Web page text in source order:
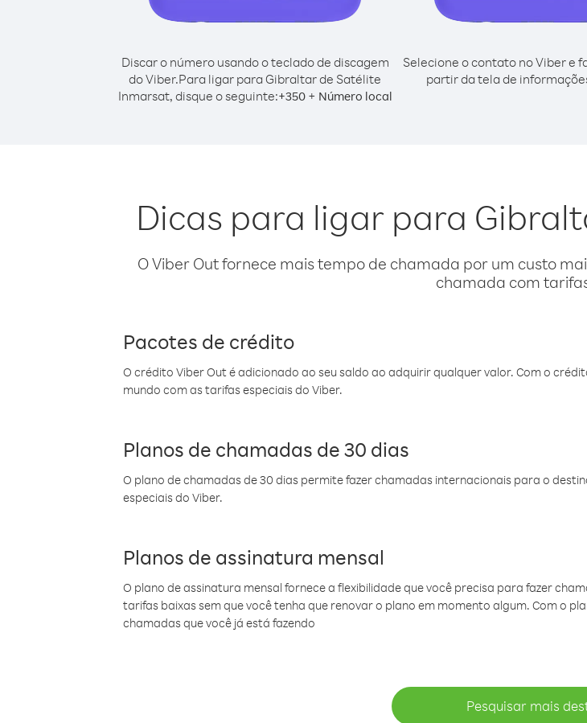
Discar o número usando o teclado de discagem
do Viber.Para ligar para Gibraltar de Satélite
Inmarsat, disque o seguinte:+350+ Número local
Selecione o contato no Viber e
partir da tela de
Dicas para ligar para
O Viber Out fornece mais tempo de chamada por um custo
chamada com
Pacotes de crédito
O crédito Viber Out é adicionado ao seu saldo ao adquirir qualquer valor. Com o
mundo com as tarifas especiais do Viber.
Planos de chamadas de 30 dias
O plano de chamadas de 30 dias permite fazer chamadas internacionais para o
especiais do Viber.
Planos de assinatura mensal
O plano de assinatura mensal fornece a flexibilidade que você precisa para fazer
tarifas baixas sem que você tenha que renovar o plano em momento algum. Com o
chamadas que você já está fazendo
Pesquisar mais